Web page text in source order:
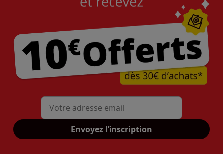
Mon adresse mail
Envoyez l’inscription